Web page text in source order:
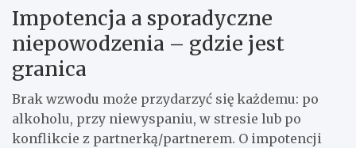
Impotencja a sporadyczne
niepowodzenia – gdzie jest
granica
Brak wzwodu może przydarzyć się każdemu: po
alkoholu, przy niewyspaniu, w stresie lub po
konflikcie z partnerką/partnerem. O impotencji